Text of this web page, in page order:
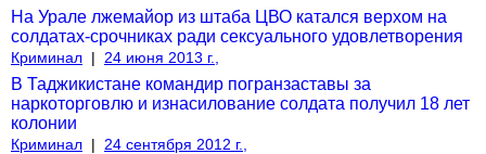
На Урале лжемайор из штаба ЦВО катался верхом на
солдатах-срочниках ради сексуального удовлетворения
Криминал | 24 июня 2013 г.,
В Таджикистане командир погранзаставы за
наркоторговлю и изнасилование солдата получил 18 лет
колонии
Криминал | 24 сентября 2012 г.,